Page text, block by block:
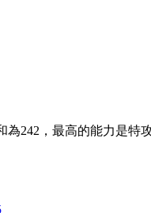
242，最高的能力是